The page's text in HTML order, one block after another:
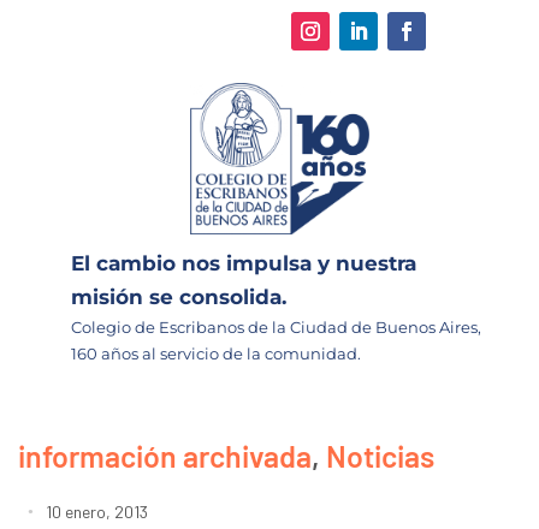
El cambio nos impulsa y nuestra
misión se consolida.
Colegio de Escribanos de la Ciudad de Buenos Aires,
160 años al servicio de la comunidad.
información archivada, Noticias
10 enero, 2013